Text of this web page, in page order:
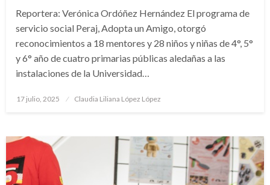
Reportera: Verónica Ordóñez Hernández El programa de
servicio social Peraj, Adopta un Amigo, otorgó
reconocimientos a 18 mentores y 28 niños y niñas de 4°, 5°
y 6° año de cuatro primarias públicas aledañas a las
instalaciones de la Universidad…
Publicado
17 julio, 2025 Claudia Liliana López López